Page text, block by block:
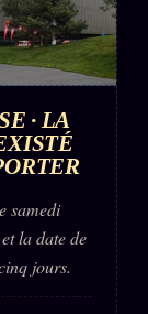
· LA
samedi
la date de
jours.